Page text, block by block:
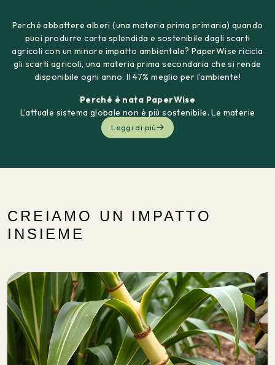
Perché abbattere alberi (una materia prima primaria) quando
puoi produrre carta splendida e sostenibile dagli scarti
agricoli con un minore impatto ambientale? PaperWise ricicla
gli scarti agricoli, una materia prima secondaria che si rende
disponibile ogni anno. Il 47% meglio per l’ambiente!
Perché è nata PaperWise
L’attuale sistema globale non è più sostenibile. Le materie
prime si esauriscono, la biodiversità diminuisce,
l’inquinamento ambientale aumenta, il clima cambia. Dobbiamo
circolarità sia scontata e gli scarti agricoli contribuiscano a
finché i bambini a scuola non impareranno che la carta si fa
con gli scarti agricoli. Wise With Waste!
Come creiamo un impatto
PaperWise ricicla gli scarti agricoli, una materia prima
secondaria disponibile ogni anno. Con questi produciamo
carta sostenibile con un minore impatto ambientale.
Leggi di più
CREIAMO UN IMPATTO
INSIEME